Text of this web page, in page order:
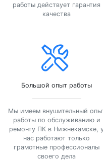
работы действует гарантия
качества
Большой опыт работы
Мы имеем внушительный
работы по обслуживанию и
ремонту ПК в Нижнекамске,
нас работают только
грамотные профессионалы
своего дела